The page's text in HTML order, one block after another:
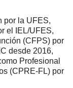
por la UFES,
el IEL/UFES,
(CFPS) por
desde 2016,
Profesional
(CPRE-FL) por